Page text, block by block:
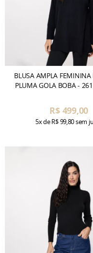
BLUSA AMPLA FEMININA
PLUMA GOLA BOBA -
R$ 499,00
5xdeR$ 99,80sem